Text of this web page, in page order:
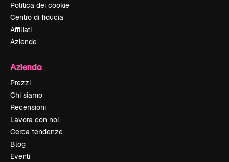
Politica dei cookie
Centro di fiducia
Affiliati
Aziende
Azienda
Prezzi
Chi siamo
Recensioni
Lavora con noi
Cerca tendenze
Blog
Eventi